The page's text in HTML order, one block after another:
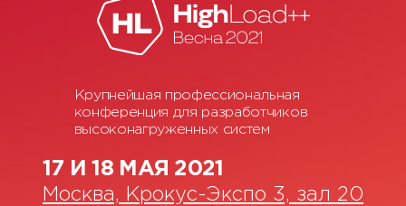
Крупнейшая профессиональная
конференция для разработчиков
высоконагруженных систем
17 И 18 МАЯ 2021
Москва, Крокус-Экспо 3, зал 20